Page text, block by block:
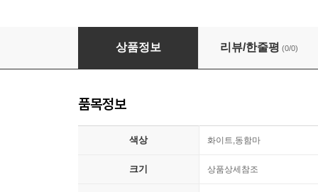
시리아 국내산 평철 3단 철재화분대 스틸화분
상품정보 리뷰/한줄평 (0/0)
품목정보
색상 화이트,동함마
크기 상품상세참조